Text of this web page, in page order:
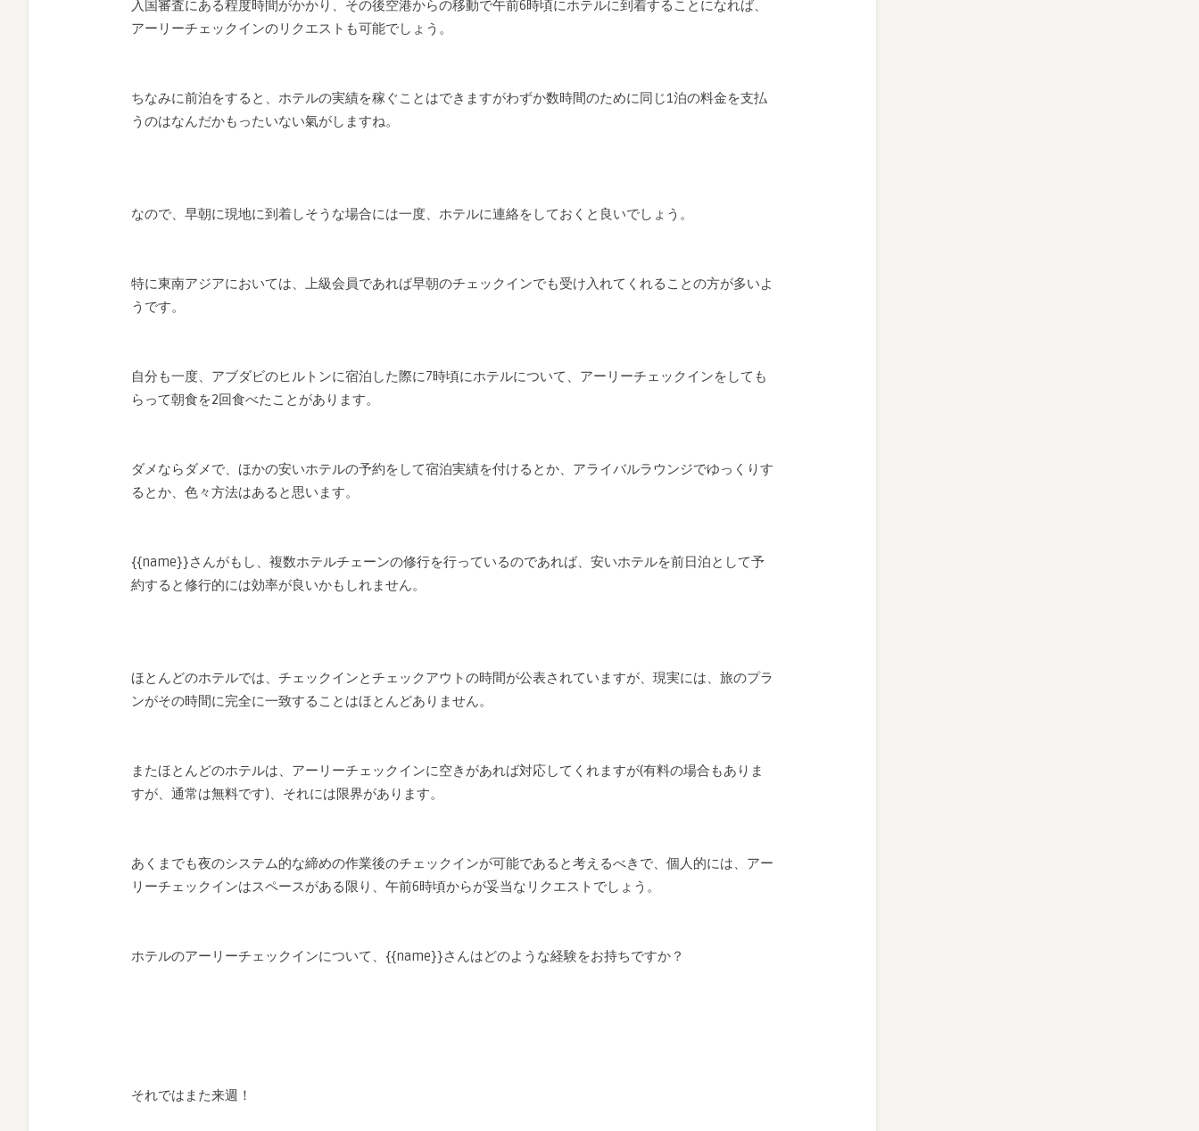
入国審査にある程度時間がかかり、その後空港からの移動で午前6時頃にホテルに到着することになれば、
アーリーチェックインのリクエストも可能でしょう。
ちなみに前泊をすると、ホテルの実績を稼ぐことはできますがわずか数時間のために同じ1泊の料金を支払
うのはなんだかもったいない氣がしますね。
なので、早朝に現地に到着しそうな場合には一度、ホテルに連絡をしておくと良いでしょう。
特に東南アジアにおいては、上級会員であれば早朝のチェックインでも受け入れてくれることの方が多いよ
うです。
自分も一度、アブダビのヒルトンに宿泊した際に7時頃にホテルについて、アーリーチェックインをしても
らって朝食を2回食べたことがあります。
ダメならダメで、ほかの安いホテルの予約をして宿泊実績を付けるとか、アライバルラウンジでゆっくりす
るとか、色々方法はあると思います。
{{name}}さんがもし、複数ホテルチェーンの修行を行っているのであれば、安いホテルを前日泊として予
約すると修行的には効率が良いかもしれません。
ほとんどのホテルでは、チェックインとチェックアウトの時間が公表されていますが、現実には、旅のプラ
ンがその時間に完全に一致することはほとんどありません。
またほとんどのホテルは、アーリーチェックインに空きがあれば対応してくれますが(有料の場合もありま
すが、通常は無料です)、それには限界があります。
あくまでも夜のシステム的な締めの作業後のチェックインが可能であると考えるべきで、個人的には、アー
リーチェックインはスペースがある限り、午前6時頃からが妥当なリクエストでしょう。
ホテルのアーリーチェックインについて、{{name}}さんはどのような経験をお持ちですか？
それではまた来週！